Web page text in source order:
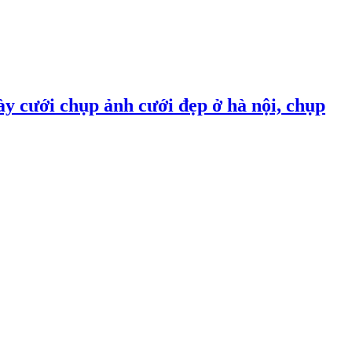
cưới chụp ảnh cưới đẹp ở hà nội, chụp